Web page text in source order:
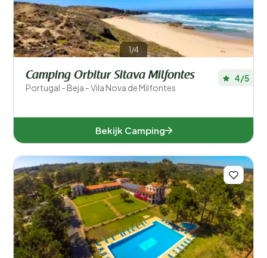
Populaire filters
Type accommodatie
Zwemmen
Algemeen
Sport en vrije tijd
1/4
Camping Orbitur Sitava Milfontes
Portugal - Beja - Vila Nova de Milfontes
4/5
Bekijk Camping